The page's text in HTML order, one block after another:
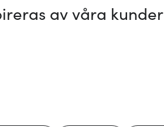
av våra kunder